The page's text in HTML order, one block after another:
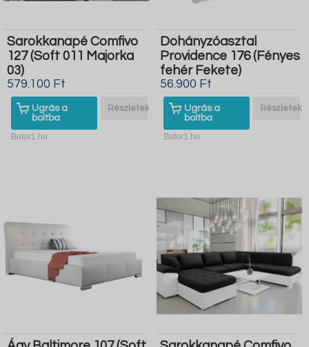
Sarokkanapé Comfivo
127 (Soft 011 Majorka
03)
579.100 Ft
Ugrás a
boltba
Részletek
Butor1.hu
Dohányzóasztal
Providence 176 (Fényes
fehér Fekete)
56.900 Ft
Ugrás a
boltba
Részletek
Butor1.hu